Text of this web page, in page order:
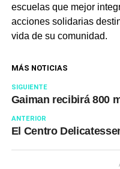
escuelas que mejor
acciones solidarias
vida de su comunidad.
MÁS NOTICIAS
SIGUIENTE
Gaiman recibirá 800
ANTERIOR
El Centro